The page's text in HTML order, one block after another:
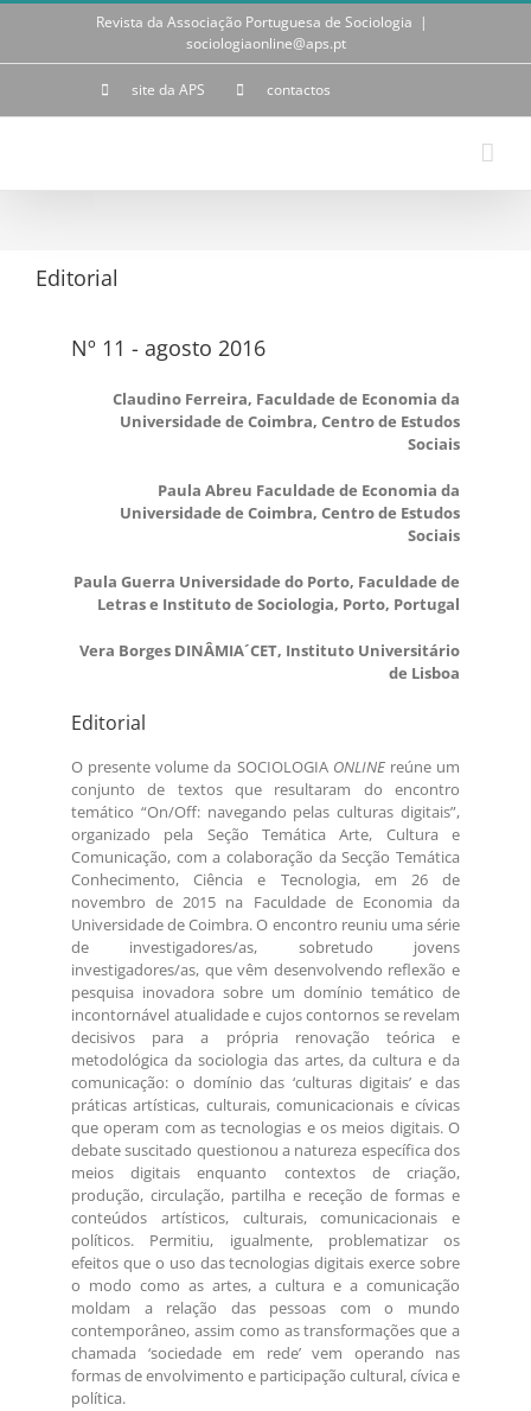
Skip
Revista da Associação Portuguesa de Sociologia |
sociologiaonline@aps.pt
site da APS contactos
Editorial
Nº 11 - agosto 2016
Claudino Ferreira, Faculdade de Economia da
Universidade de Coimbra, Centro de Estudos
Sociais
Paula Abreu Faculdade de Economia da
Universidade de Coimbra, Centro de Estudos
Sociais
Paula Guerra Universidade do Porto, Faculdade de
Letras e Instituto de Sociologia, Porto, Portugal
Vera Borges DINÂMIA´CET, Instituto Universitário
de Lisboa
Editorial
O presente volume da SOCIOLOGIA ONLINEreúne um
conjunto de textos que resultaram do encontro
temático “On/Off: navegando pelas culturas digitais”,
organizado pela Seção Temática Arte, Cultura e
Comunicação, com a colaboração da Secção Temática
Conhecimento, Ciência e Tecnologia, em 26 de
novembro de 2015 na Faculdade de Economia da
Universidade de Coimbra. O encontro reuniu uma série
de investigadores/as, sobretudo jovens
investigadores/as, que vêm desenvolvendo reflexão e
pesquisa inovadora sobre um domínio temático de
incontornável atualidade e cujos contornos se revelam
decisivos para a própria renovação teórica e
metodológica da sociologia das artes, da cultura e da
comunicação: o domínio das ‘culturas digitais’ e das
práticas artísticas, culturais, comunicacionais e cívicas
que operam com as tecnologias e os meios digitais. O
debate suscitado questionou a natureza específica dos
meios digitais enquanto contextos de criação,
produção, circulação, partilha e receção de formas e
conteúdos artísticos, culturais, comunicacionais e
políticos. Permitiu, igualmente, problematizar os
efeitos que o uso das tecnologias digitais exerce sobre
o modo como as artes, a cultura e a comunicação
moldam a relação das pessoas com o mundo
contemporâneo, assim como as transformações que a
chamada ‘sociedade em rede’ vem operando nas
formas de envolvimento e participação cultural, cívica e
política.